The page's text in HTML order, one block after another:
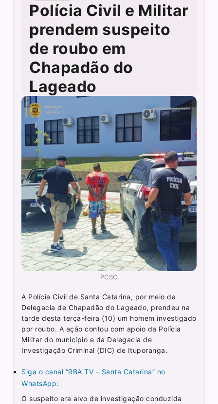
Polícia Civil e Militar
prendem suspeito
de roubo em
Chapadão do
Lageado
PCSC
A Polícia Civil de Santa Catarina, por meio da
Delegacia de Chapadão do Lageado, prendeu na
tarde desta terça-feira (10) um homem investigado
por roubo. A ação contou com apoio da Polícia
Militar do município e da Delegacia de
Investigação Criminal (DIC) de Ituporanga.
Siga o canal “RBA TV – Santa Catarina” no
WhatsApp:
O suspeito era alvo de investigação conduzida